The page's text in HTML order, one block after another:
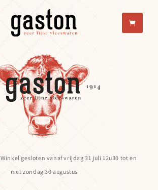
Winkel gesloten vanaf vrijdag 31 juli 12u30 tot en
met zondag 30 augustus